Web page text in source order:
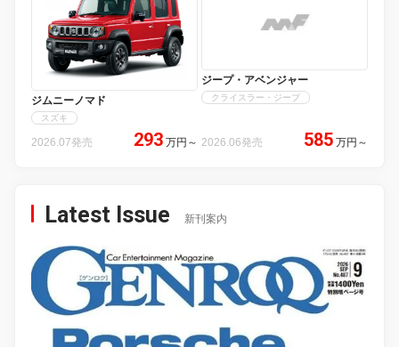
ジムニーノマド
スズキ
2026.07発売 293 万円 ～
ジープ・アベンジャー
クライスラー・ジープ
2026.06発売 585 万円 ～
Latest Issue 新刊案内